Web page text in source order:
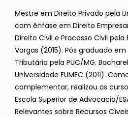
Mestre em Direito Privado pela
com ênfase em Direito
Direito Civil e Processo Civil
Vargas (2015). Pós graduado
Tributária pela PUC/MG.
Universidade FUMEC (2011).
complementar, realizou os
Escola Superior de Advocacia/
Relevantes sobre Recursos